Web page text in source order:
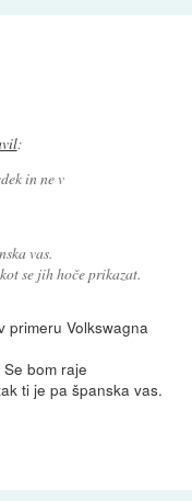
:
in ne v
vas.
se jih hoče prikazat.
primeru Volkswagna
bom raje
ti je pa španska vas.